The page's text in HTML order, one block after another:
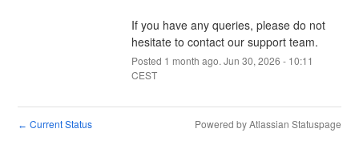
If you have any queries, please do not
hesitate to contact our support team.
Posted 1 month ago. Jun 30, 2026 - 10:11
CEST
← Current Status Powered by Atlassian Statuspage